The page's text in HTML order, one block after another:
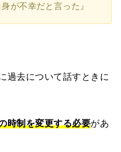
が不幸だと言った』
過去について話すときに
時制を変更する必要があ